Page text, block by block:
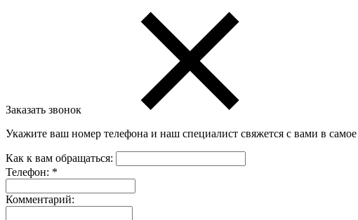
Заказать звонок
Укажите ваш номер телефона и наш специалист свяжется с вами в
Как к вам обращаться:
Телефон: *
Комментарий: